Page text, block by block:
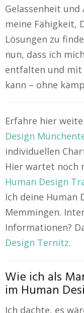
Gelassenheit
meine Fähigkeit,
Lösungen zu
nun, dass ich
entfalten und
kann – ohne
Erfahre hier
Design
individuellen
Hier wartet noch
Human Design
Ich deine Human
Memmingen.
Informationen?
Design Ternitz.
Wie ich als
im Human
Ich dachte, es